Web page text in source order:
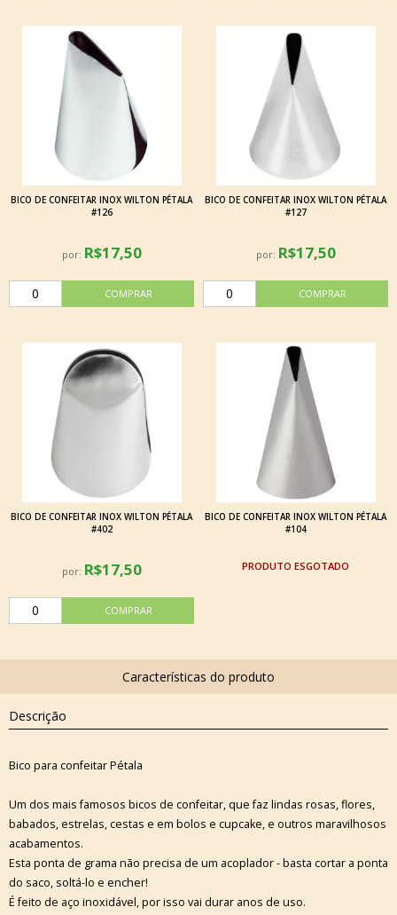
BICO DE CONFEITAR INOX WILTON PÉTALA
#126
por: R$17,50
BICO DE CONFEITAR INOX WILTON PÉTALA
#127
por: R$17,50
BICO DE CONFEITAR INOX WILTON PÉTALA
#402
por: R$17,50
BICO DE CONFEITAR INOX WILTON PÉTALA
#104
ESGOTADO
Descrição
Bico para confeitar Pétala
Um dos mais famosos bicos de confeitar, que faz lindas rosas, flores,
babados, estrelas, cestas e em bolos e cupcake, e outros maravilhosos
acabamentos.
Esta ponta de grama não precisa de um acoplador - basta cortar a ponta
do saco, soltá-lo e encher!
É feito de aço inoxidável, por isso vai durar anos de uso.